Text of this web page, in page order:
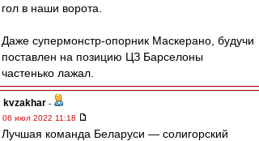
гол в наши ворота.
Даже супермонстр-опорник Маскерано, будучи
поставлен на позицию ЦЗ Барселоны
частенько лажал.
kvzakhar -
06 июл 2022 11:18
Лучшая команда Беларуси — солигорский